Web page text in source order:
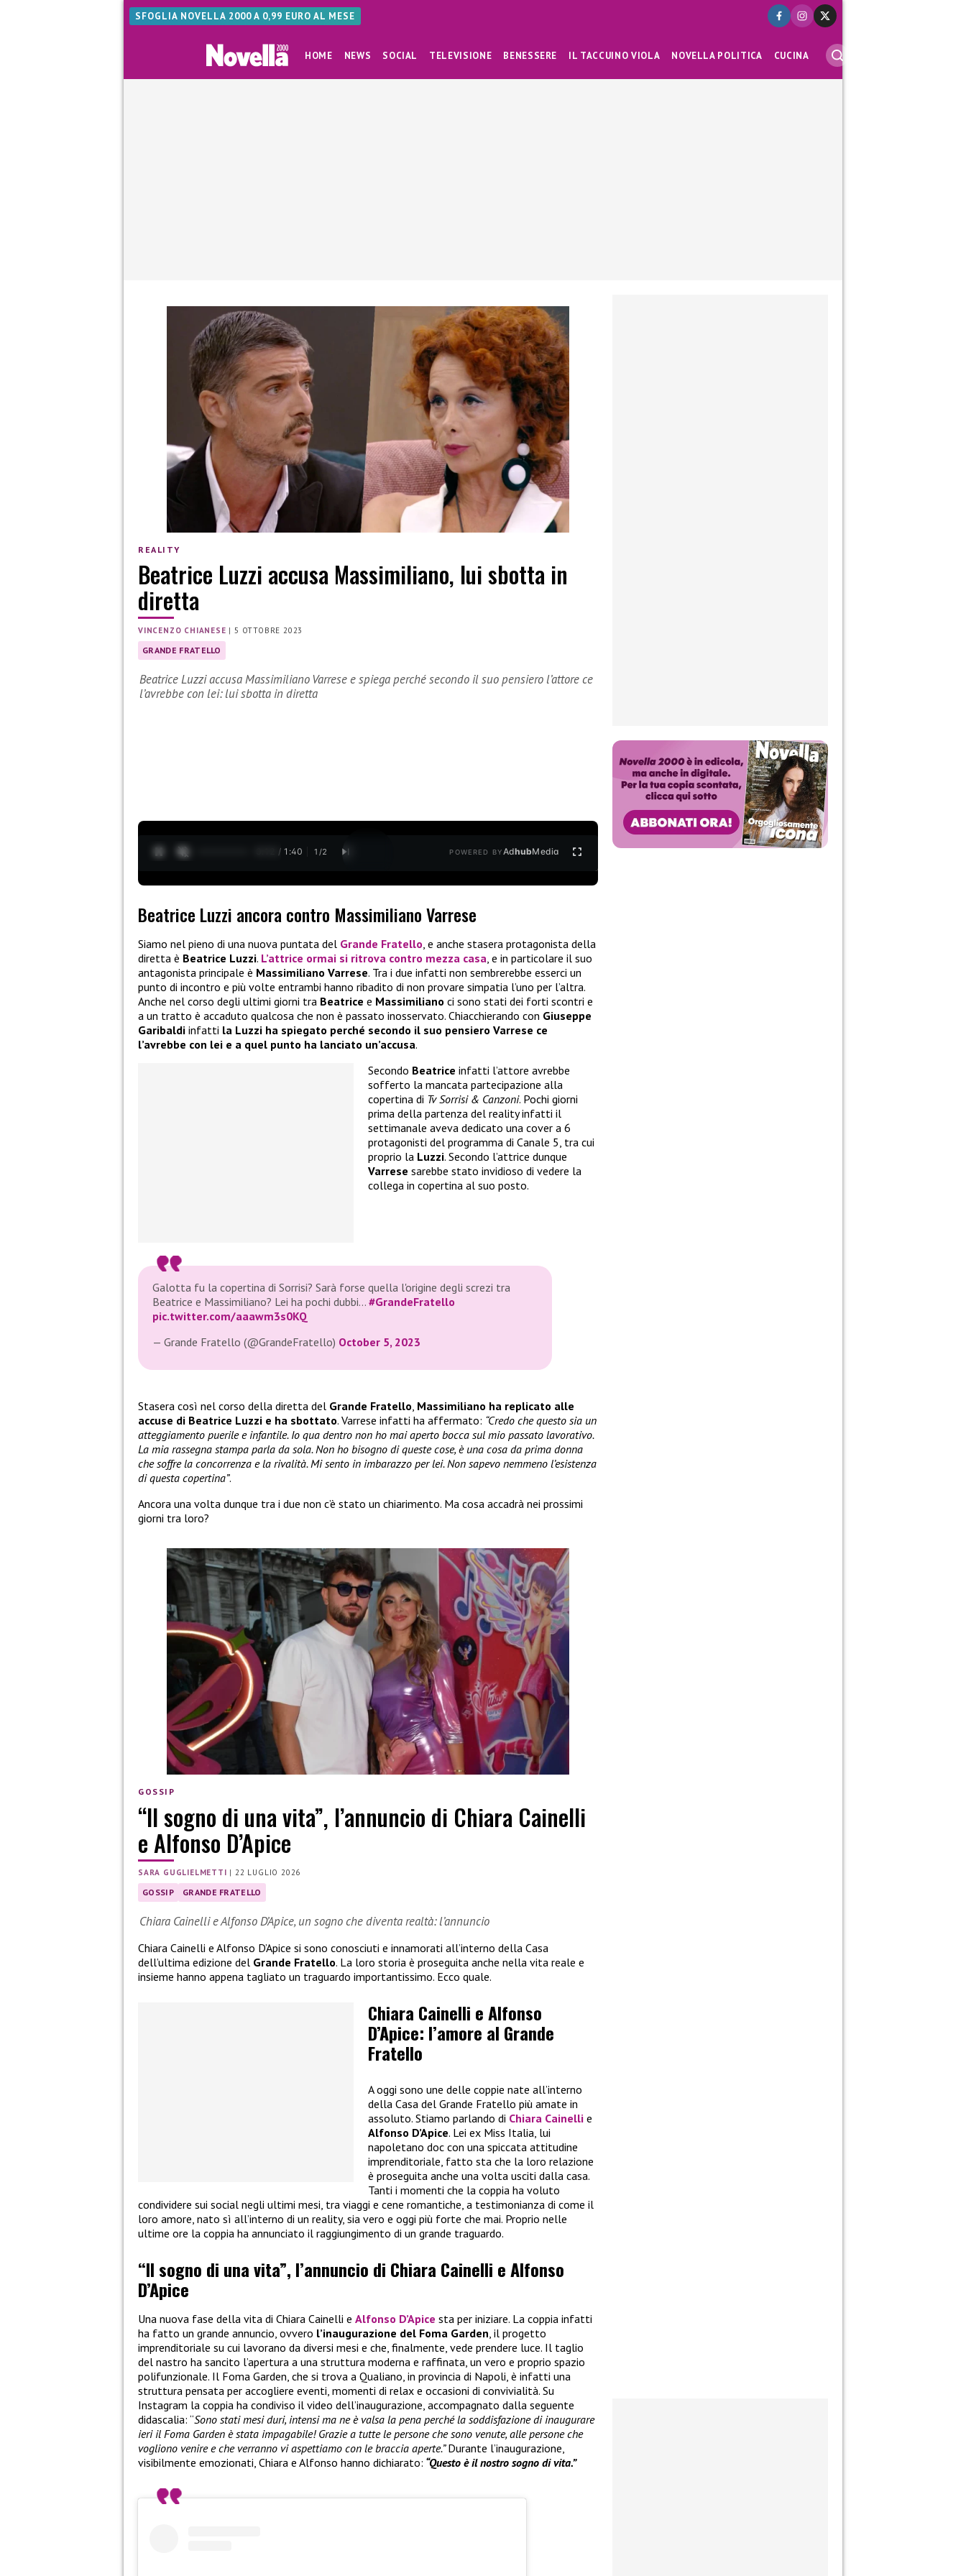
SFOGLIA NOVELLA 2000 A 0,99 EURO AL MESE
HOME NEWS SOCIAL TELEVISIONE BENESSERE IL TACCUINO VIOLA NOVELLA POLITICA CUCINA
REALITY
Beatrice Luzzi accusa Massimiliano, lui sbotta in
diretta
VINCENZO CHIANESE |5 OTTOBRE 2023
GRANDE FRATELLO
Beatrice Luzzi accusa Massimiliano Varrese e spiega perché secondo il suo pensiero l’attore ce
l’avrebbe con lei: lui sbotta in diretta
0:13 / 1:40 1 /2 POWERED BYAdhubMedia
Beatrice Luzzi ancora contro Massimiliano Varrese
Siamo nel pieno di una nuova puntata del Grande Fratello, e anche stasera protagonista della
diretta è Beatrice Luzzi. L’attrice ormai si ritrova contro mezza casa, e in particolare il suo
antagonista principale è Massimiliano Varrese. Tra i due infatti non sembrerebbe esserci un
punto di incontro e più volte entrambi hanno ribadito di non provare simpatia l’uno per l’altra.
Anche nel corso degli ultimi giorni tra Beatrice e Massimiliano ci sono stati dei forti scontri e
a un tratto è accaduto qualcosa che non è passato inosservato. Chiacchierando con Giuseppe
Garibaldi infatti la Luzzi ha spiegato perché secondo il suo pensiero Varrese ce
l’avrebbe con lei e a quel punto ha lanciato un’accusa.
Secondo Beatrice infatti l’attore avrebbe
sofferto la mancata partecipazione alla
copertina di Tv Sorrisi & Canzoni. Pochi giorni
prima della partenza del reality infatti il
settimanale aveva dedicato una cover a 6
protagonisti del programma di Canale 5, tra cui
proprio la Luzzi. Secondo l’attrice dunque
Varrese sarebbe stato invidioso di vedere la
collega in copertina al suo posto.
Galotta fu la copertina di Sorrisi? Sarà forse quella l'origine degli screzi tra
Beatrice e Massimiliano? Lei ha pochi dubbi… #GrandeFratello
pic.twitter.com/aaawm3s0KQ
— Grande Fratello (@GrandeFratello) October 5, 2023
Stasera così nel corso della diretta del Grande Fratello, Massimiliano ha replicato alle
accuse di Beatrice Luzzi e ha sbottato. Varrese infatti ha affermato: “Credo che questo sia un
atteggiamento puerile e infantile. Io qua dentro non ho mai aperto bocca sul mio passato lavorativo.
La mia rassegna stampa parla da sola. Non ho bisogno di queste cose, è una cosa da prima donna
che soffre la concorrenza e la rivalità. Mi sento in imbarazzo per lei. Non sapevo nemmeno l’esistenza
di questa copertina”.
Ancora una volta dunque tra i due non c’è stato un chiarimento. Ma cosa accadrà nei prossimi
giorni tra loro?
GOSSIP
“Il sogno di una vita”, l’annuncio di Chiara Cainelli
e Alfonso D’Apice
SARA GUGLIELMETTI |22 LUGLIO 2026
GOSSIP GRANDE FRATELLO
Chiara Cainelli e Alfonso D’Apice, un sogno che diventa realtà: l’annuncio
Chiara Cainelli e Alfonso D’Apice si sono conosciuti e innamorati all’interno della Casa
dell’ultima edizione del Grande Fratello. La loro storia è proseguita anche nella vita reale e
insieme hanno appena tagliato un traguardo importantissimo. Ecco quale.
Chiara Cainelli e Alfonso
D’Apice: l’amore al Grande
Fratello
A oggi sono une delle coppie nate all’interno
della Casa del Grande Fratello più amate in
assoluto. Stiamo parlando di Chiara Cainelli e
Alfonso D’Apice. Lei ex Miss Italia, lui
napoletano doc con una spiccata attitudine
imprenditoriale, fatto sta che la loro relazione
è proseguita anche una volta usciti dalla casa.
Tanti i momenti che la coppia ha voluto
condividere sui social negli ultimi mesi, tra viaggi e cene romantiche, a testimonianza di come il
loro amore, nato sì all’interno di un reality, sia vero e oggi più forte che mai. Proprio nelle
ultime ore la coppia ha annunciato il raggiungimento di un grande traguardo.
“Il sogno di una vita”, l’annuncio di Chiara Cainelli e Alfonso
D’Apice
Una nuova fase della vita di Chiara Cainelli e Alfonso D’Apice sta per iniziare. La coppia infatti
ha fatto un grande annuncio, ovvero l’inaugurazione del Foma Garden, il progetto
imprenditoriale su cui lavorano da diversi mesi e che, finalmente, vede prendere luce. Il taglio
del nastro ha sancito l’apertura a una struttura moderna e raffinata, un vero e proprio spazio
polifunzionale. Il Foma Garden, che si trova a Qualiano, in provincia di Napoli, è infatti una
struttura pensata per accogliere eventi, momenti di relax e occasioni di convivialità. Su
Instagram la coppia ha condiviso il video dell’inaugurazione, accompagnato dalla seguente
didascalia: “Sono stati mesi duri, intensi ma ne è valsa la pena perché la soddisfazione di inaugurare
ieri il Foma Garden è stata impagabile! Grazie a tutte le persone che sono venute, alle persone che
vogliono venire e che verranno vi aspettiamo con le braccia aperte.”Durante l’inaugurazione,
visibilmente emozionati, Chiara e Alfonso hanno dichiarato: “Questo è il nostro sogno di vita.”